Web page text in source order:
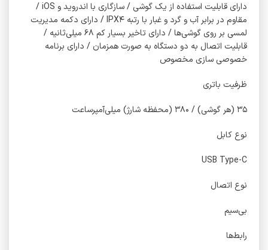
دارای قابلیت استفاده از یک گوشی / سازگاری با اندروید و iOS /
مقاوم در برابر آب و گرد و غبار با رتبه IPX۴ / دارای دکمه مدیریت
لمسی بر روی گوشی‌ها / دارای تاخیر بسیار کم ۶۸ میلی‌ثانیه /
قابلیت اتصال به دو دستگاه به صورت همزمان / دارای برنامه
خصوصی سازی مخصوص
ظرفیت باتری
۳۵ (هر گوشی) / ۳۸۰ (محفظه شارژ) میلی‌آمپر‌ساعت
نوع کابل
USB Type-C
نوع اتصال
بی‌سیم
رابط‌ها